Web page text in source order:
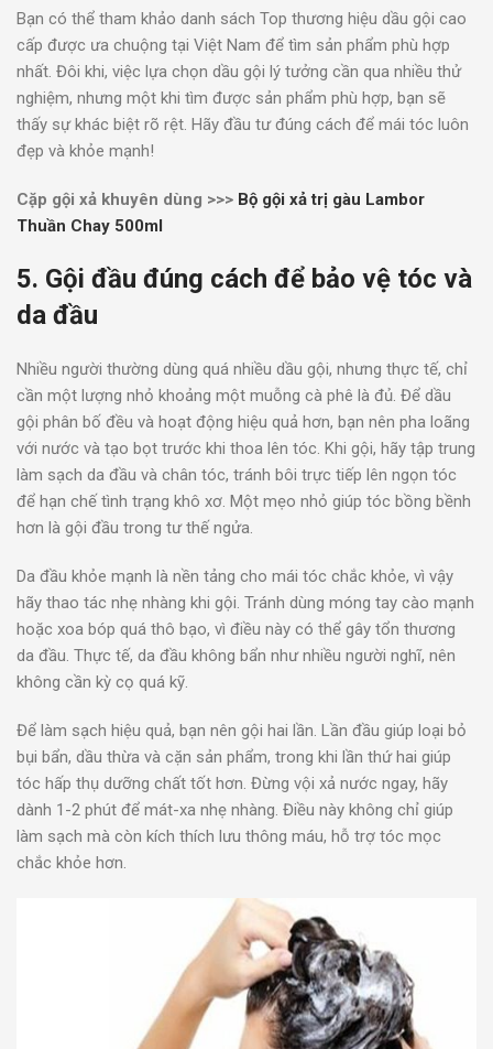
Bạn có thể tham khảo danh sách Top thương hiệu dầu gội cao
cấp được ưa chuộng tại Việt Nam để tìm sản phẩm phù hợp
nhất. Đôi khi, việc lựa chọn dầu gội lý tưởng cần qua nhiều thử
nghiệm, nhưng một khi tìm được sản phẩm phù hợp, bạn sẽ
thấy sự khác biệt rõ rệt. Hãy đầu tư đúng cách để mái tóc luôn
đẹp và khỏe mạnh!
Cặp gội xả khuyên dùng >>> Bộ gội xả trị gàu Lambor
Thuần Chay 500ml
5. Gội đầu đúng cách để bảo vệ tóc và
da đầu
Nhiều người thường dùng quá nhiều dầu gội, nhưng thực tế, chỉ
cần một lượng nhỏ khoảng một muỗng cà phê là đủ. Để dầu
gội phân bố đều và hoạt động hiệu quả hơn, bạn nên pha loãng
với nước và tạo bọt trước khi thoa lên tóc. Khi gội, hãy tập trung
làm sạch da đầu và chân tóc, tránh bôi trực tiếp lên ngọn tóc
để hạn chế tình trạng khô xơ. Một mẹo nhỏ giúp tóc bồng bềnh
hơn là gội đầu trong tư thế ngửa.
Da đầu khỏe mạnh là nền tảng cho mái tóc chắc khỏe, vì vậy
hãy thao tác nhẹ nhàng khi gội. Tránh dùng móng tay cào mạnh
hoặc xoa bóp quá thô bạo, vì điều này có thể gây tổn thương
da đầu. Thực tế, da đầu không bẩn như nhiều người nghĩ, nên
không cần kỳ cọ quá kỹ.
Để làm sạch hiệu quả, bạn nên gội hai lần. Lần đầu giúp loại bỏ
bụi bẩn, dầu thừa và cặn sản phẩm, trong khi lần thứ hai giúp
tóc hấp thụ dưỡng chất tốt hơn. Đừng vội xả nước ngay, hãy
dành 1-2 phút để mát-xa nhẹ nhàng. Điều này không chỉ giúp
làm sạch mà còn kích thích lưu thông máu, hỗ trợ tóc mọc
chắc khỏe hơn.